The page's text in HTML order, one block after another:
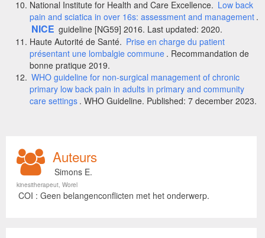
National Institute for Health and Care Excellence. Low back
pain and sciatica in over 16s: assessment and management .
NICE guideline [NG59] 2016. Last updated: 2020.
Haute Autorité de Santé. Prise en charge du patient
présentant une lombalgie commune . Recommandation de
bonne pratique 2019.
WHO guideline for non-surgical management of chronic
primary low back pain in adults in primary and community
care settings . WHO Guideline. Published: 7 december 2023.
Auteurs
Simons E.
kinesitherapeut, Worel
COI : Geen belangenconflicten met het onderwerp.